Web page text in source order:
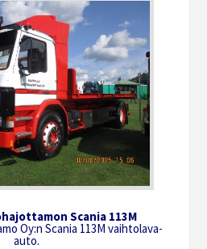
Scania 113M
Oy:n Scania 113M vaihtolava-
auto.